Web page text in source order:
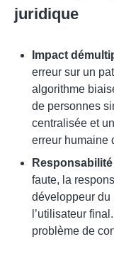
juridique
Impact
erreur sur un
algorithme
de personnes
centralisée et
erreur humaine
faute, la
développeur du
l’utilisateur
problème de